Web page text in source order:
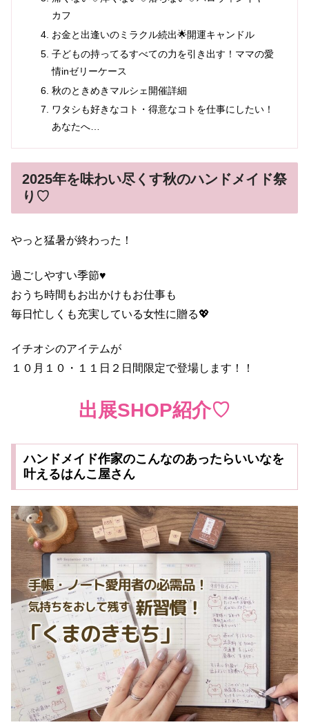
カフ
お金と出逢いのミラクル続出🌟開運キャンドル
子どもの持ってるすべての力を引き出す！ママの愛
情inゼリーケース
秋のときめきマルシェ開催詳細
ワタシも好きなコト・得意なコトを仕事にしたい！
あなたへ…
2025年を味わい尽くす秋のハンドメイド祭
り♡
やっと猛暑が終わった！
過ごしやすい季節♥
おうち時間もお出かけもお仕事も
毎日忙しくも充実している女性に贈る💖
イチオシのアイテムが
１０月１０・１１日２日間限定で登場します！！
出展SHOP紹介♡
ハンドメイド作家のこんなのあったらいいなを
叶えるはんこ屋さん